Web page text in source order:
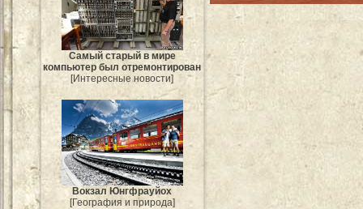
Самый старый в мире
компьютер был отремонтирован
[Интересные новости]
Вокзал Юнгфрауйох
[География и природа]